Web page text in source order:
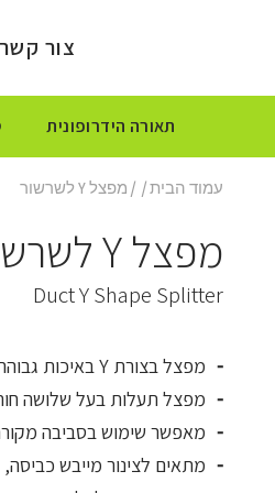
צור קשר
תאורה הידרופונית
עמוד הבית/ / מפצל Y לשרשור
מפצל Y לשרשור
Duct Y Shape Splitter
מפצל בצורת Y באיכות גבוהה, פח מגולוון בעל חוזק גבוה.
מפצל תעלות בעל שלושה
מאפשר שימוש בסביבה
מתאים לצינור מייבש